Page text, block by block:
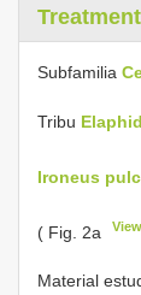
Treatment
Subfamilia
Tribu
Ironeus
( Fig. 2a
Material